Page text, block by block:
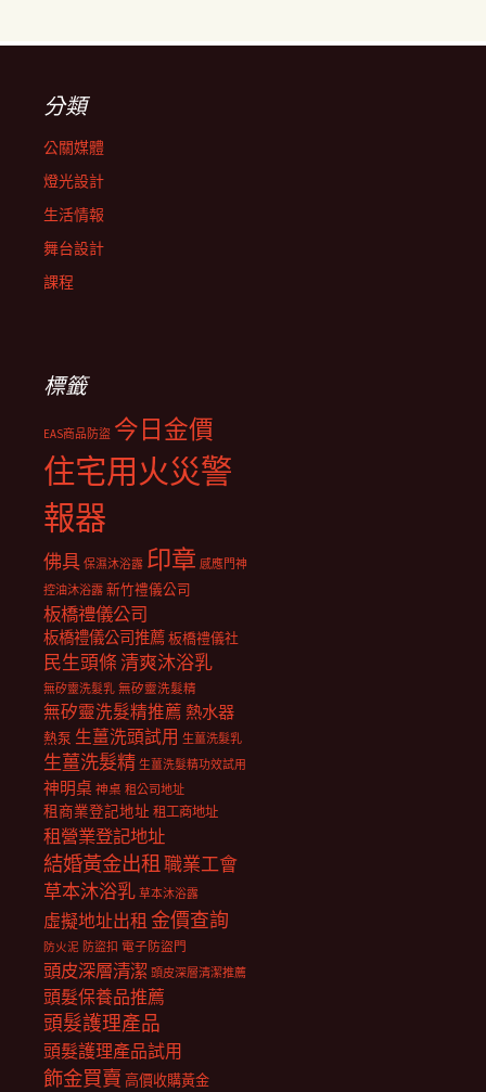
分類
公關媒體
燈光設計
生活情報
舞台設計
課程
標籤
EAS商品防盜 今日金價
住宅用火災警
報器
佛具 保濕沐浴露 印章 感應門神
控油沐浴露 新竹禮儀公司
板橋禮儀公司
板橋禮儀公司推薦板橋禮儀社
民生頭條清爽沐浴乳
無矽靈洗髮乳 無矽靈洗髮精
無矽靈洗髮精推薦 熱水器
熱泵 生薑洗頭試用 生薑洗髮乳
生薑洗髮精 生薑洗髮精功效試用
神明桌 神桌 租公司地址
租商業登記地址 租工商地址
租營業登記地址
結婚黃金出租職業工會
草本沐浴乳 草本沐浴露
虛擬地址出租 金價查詢
防火泥 防盜扣 電子防盜門
頭皮深層清潔 頭皮深層清潔推薦
頭髮保養品推薦
頭髮護理產品
頭髮護理產品試用
飾金買賣 高價收購黃金